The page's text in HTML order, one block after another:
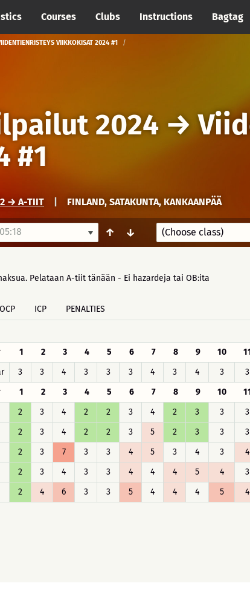
Courses Clubs Instructions Bagtag
VIIKKOKISAT 2024 #1
2024 →
#1
→ A-TIIT FINLAND, SATAKUNTA, KANKAANPÄÄ
↑ ↓
Pelataan A-tiit tänään - Ei hazardeja tai OB:ita
OCP ICP PENALTIES
1 2 3 4 5 6 7 8 9 10
3 3 4 3 3 3 4 3 4 3 3
1 2 3 4 5 6 7 8 9 10
2 3 4 2 2 3 4 2 3 3 3
2 3 4 2 2 3 5 2 3 3 3
2 3 7 3 3 4 5 3 4 3 4
2 3 4 3 3 4 4 4 5 4 3
2 4 6 3 3 5 4 4 4 5 4